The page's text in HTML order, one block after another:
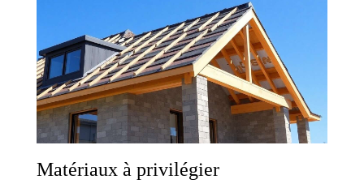
Matériaux à privilégier